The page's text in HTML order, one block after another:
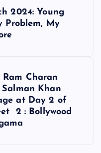
2024: Young
Problem, My
Ram Charan
Khan
at Day 2 of
2 : Bollywood